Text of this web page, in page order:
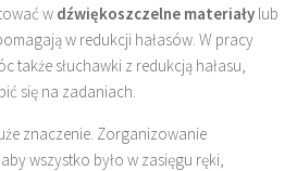
w dźwiękoszczelne materiały lub
w redukcji hałasów. W pracy
także słuchawki z redukcją hałasu,
się na zadaniach.
znaczenie. Zorganizowanie
wszystko było w zasięgu ręki,